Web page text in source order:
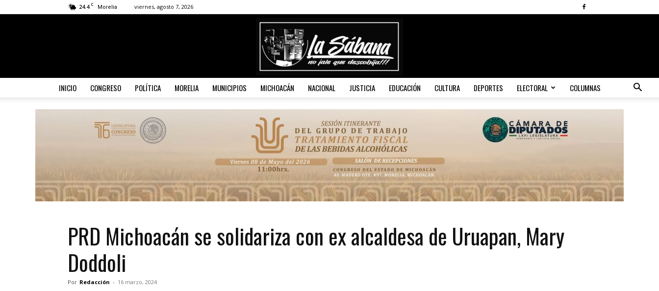
24.4 C Morelia viernes, agosto 7, 2026
Sábana
INICIO CONGRESO POLÍTICA MORELIA MUNICIPIOS MICHOACÁN NACIONAL JUSTICIA EDUCACIÓN CULTURA DEPORTES ELECTORAL COLUMNAS
PRD Michoacán se solidariza con ex alcaldesa de Uruapan, Mary
Doddoli
Por Redacción - 16 marzo, 2024